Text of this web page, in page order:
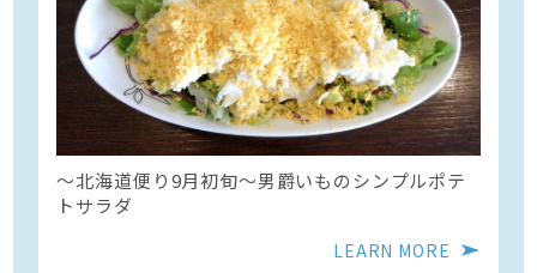
〜北海道便り9月初旬～男爵いものシンプルポテ
トサラダ
LEARN MORE